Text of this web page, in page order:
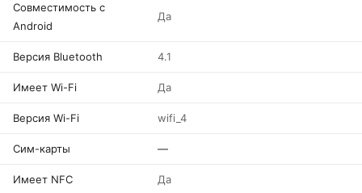
Совместимость с
Android
Да
Версия Bluetooth 4.1
Имеет Wi-Fi Да
Версия Wi-Fi wifi_4
Сим-карты —
Имеет NFC Да